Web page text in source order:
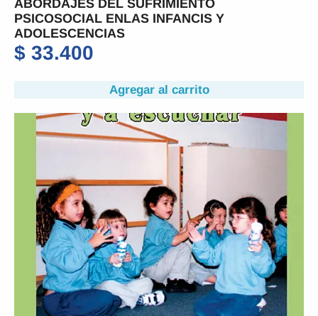
ABORDAJES DEL SUFRIMIENTO
PSICOSOCIAL ENLAS INFANCIS Y
ADOLESCENCIAS
$ 33.400
Agregar al carrito